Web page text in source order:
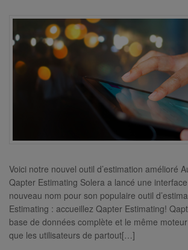
Voici notre nouvel outil d’estimation amélioré
Qapter Estimating Solera a lancé une
nouveau nom pour son populaire outil
Estimating : accueillez Qapter Estimating!
base de données complète et le même
que les utilisateurs de partout[…]